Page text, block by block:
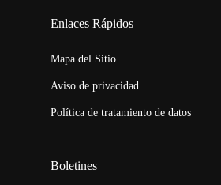
Enlaces Rápidos
Mapa del Sitio
Aviso de privacidad
Política de tratamiento de datos
Boletines